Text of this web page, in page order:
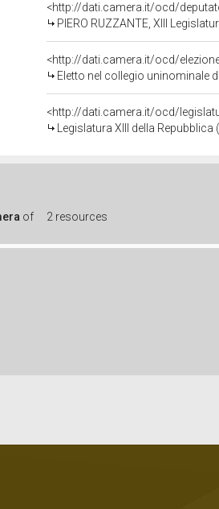
<http://dati.camera.it/ocd/
PIERO RUZZANTE, XIII
<http://dati.camera.it/ocd/
Eletto nel collegio uninominale
<http://dati.camera.it/ocd/
Legislatura XIII della
of 2 resources